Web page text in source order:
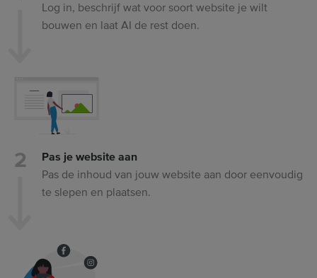
Log in, beschrijf wat voor soort website je wilt
bouwen en laat AI de rest doen.
Pas je website aan
Pas de inhoud van jouw website aan door eenvoudig
te slepen en plaatsen.